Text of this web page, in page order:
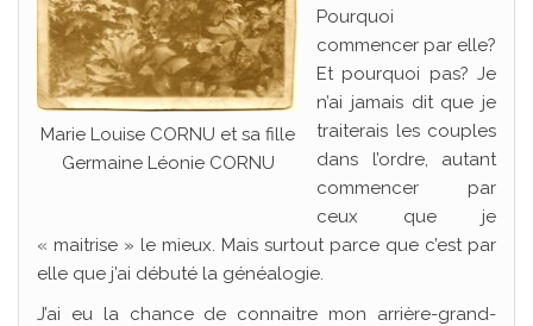
Marie Louise CORNU et sa fille
Germaine Léonie CORNU
Pourquoi
commencer par elle?
Et pourquoi pas? Je
n’ai jamais dit que je
traiterais les couples
dans l’ordre, autant
commencer par
ceux que je
« maitrise » le mieux. Mais surtout parce que c’est par
elle que j’ai débuté la généalogie.
J’ai eu la chance de connaitre mon arrière-grand-